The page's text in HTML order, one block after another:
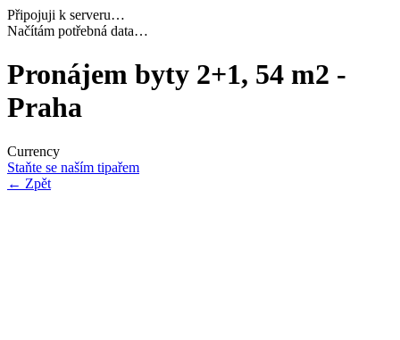
Připojuji k serveru…
Dokončuji inicializaci…
Pronájem byty 2+1, 54 m2 -
Praha
Currency
Staňte se naším tipařem
← Zpět